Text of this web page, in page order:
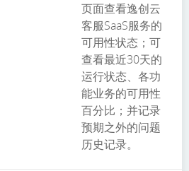
页面查看逸创云
客服SaaS服务的
可用性状态；可
查看最近30天的
运行状态、各功
能业务的可用性
百分比；并记录
预期之外的问题
历史记录。